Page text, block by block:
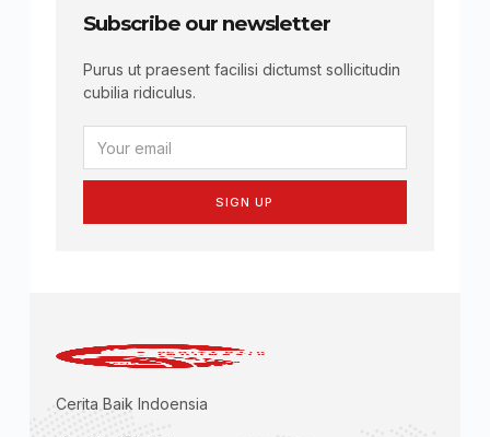
Subscribe our newsletter
Purus ut praesent facilisi dictumst sollicitudin
cubilia ridiculus.
SIGN UP
Cerita Baik Indoensia